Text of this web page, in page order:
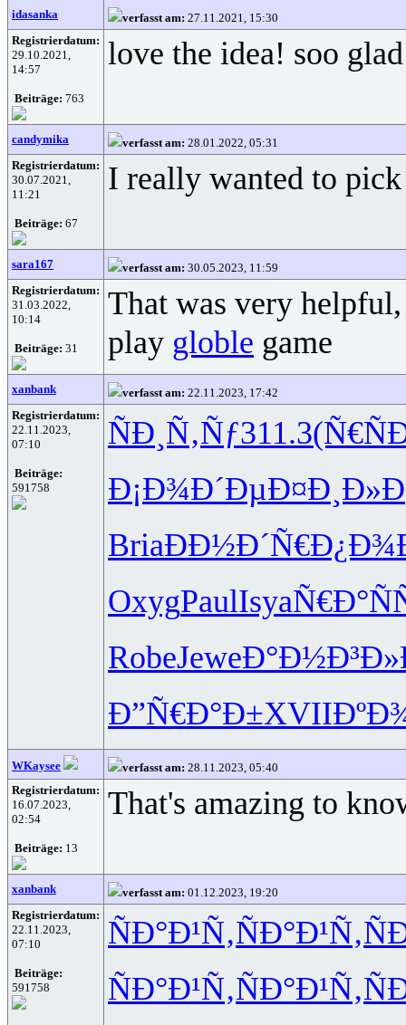
idasanka verfasst am: 27.11.2021, 15:30
Registrierdatum:
29.10.2021,
14:57
Beiträge: 763
love the idea! soo
candymika verfasst am: 28.01.2022, 05:31
Registrierdatum:
30.07.2021,
11:21
Beiträge: 67
I really wanted to
sara167 verfasst am: 30.05.2023, 11:59
Registrierdatum:
31.03.2022,
10:14
Beiträge: 31
That was very
play globle game
xanbank verfasst am: 22.11.2023, 17:42
Registrierdatum:
22.11.2023,
07:10
Beiträge:
591758
ÑÐ¸Ñ‚Ñƒ311.3
Ð¡Ð¾Ð´Ðµ
BriaÐÐ½Ð´Ñ€
OxygPaulIsya
RobeJeweÐ°Ð½Ð³Ð»
Ð”Ñ€Ð°Ð±XVII
WKaysee verfasst am: 28.11.2023, 05:40
Registrierdatum:
16.07.2023,
02:54
Beiträge: 13
That's amazing to
xanbank verfasst am: 01.12.2023, 19:20
Registrierdatum:
22.11.2023,
07:10
Beiträge:
591758
ÑÐ°Ð¹Ñ‚ÑÐ°Ð¹Ñ‚
ÑÐ°Ð¹Ñ‚ÑÐ°Ð¹Ñ‚